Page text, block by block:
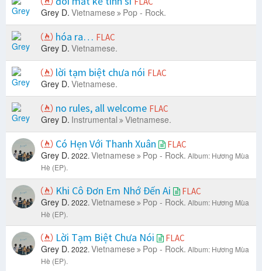
Grey D. Vietnamese Pop - Rock.
hóa ra… FLAC
Grey D. Vietnamese.
lời tạm biệt chưa nói FLAC
Grey D. Vietnamese.
no rules, all welcome FLAC
Grey D. Instrumental Vietnamese.
Có Hẹn Với Thanh Xuân FLAC
Grey D. 2022. Vietnamese Pop - Rock. Album: Hương Mùa
Hè (EP).
Khi Cô Đơn Em Nhớ Đến Ai FLAC
Grey D. 2022. Vietnamese Pop - Rock. Album: Hương Mùa
Hè (EP).
Lời Tạm Biệt Chưa Nói FLAC
Grey D. 2022. Vietnamese Pop - Rock. Album: Hương Mùa
Hè (EP).